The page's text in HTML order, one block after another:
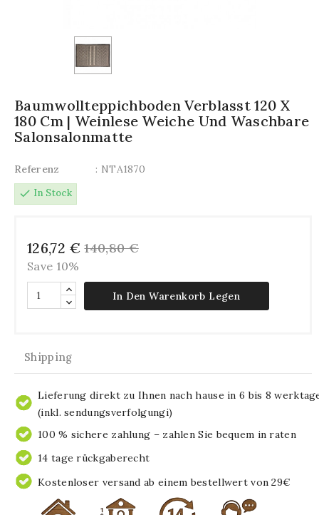
Baumwollteppichboden Verblasst 120 X
180 Cm | Weinlese Weiche Und Waschbare
Salonsalonmatte
Referenz
: NTA1870
check In Stock
126,72 € 140,80 €
Save 10%
In Den Warenkorb Legen
Shipping
Lieferung direkt zu Ihnen nach hause in 6 bis 8
(inkl. sendungsverfolgungi)
100 % sichere zahlung – zahlen Sie bequem in raten
14 tage rückgaberecht
Kostenloser versand ab einem bestellwert von 29€